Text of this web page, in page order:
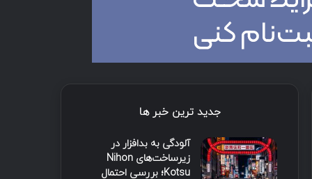
جدید ترین خبر ها
آلودگی به بدافزار در
زیرساخت‌های Nihon
Kotsu؛ بررسی احتمال